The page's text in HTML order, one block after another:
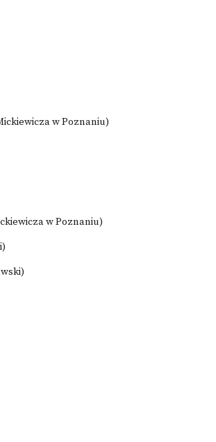
w Poznaniu)
w Poznaniu)